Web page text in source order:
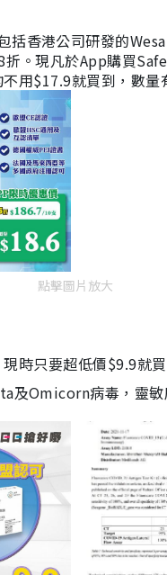
括香港公司研發的
。現凡於App購買
用$17.9就買到，數量
點擊圖片放大
時只要超低價$9.9就
及Omicorn病毒，靈